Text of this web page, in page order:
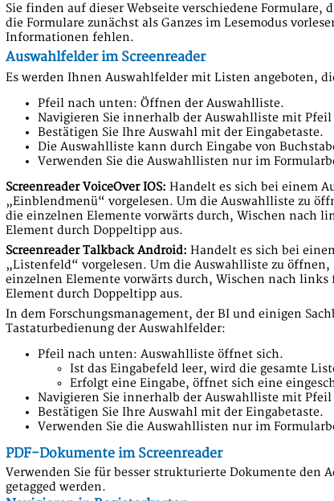
Sie finden auf dieser Webseite verschiedene
die Formulare zunächst als Ganzes im Lesemodus
Informationen fehlen.
Auswahlfelder im Screenreader
Es werden Ihnen Auswahlfelder mit Listen angeboten,
Pfeil nach unten: Öffnen der Auswahlliste.
Navigieren Sie innerhalb der Auswahlliste mit
Bestätigen Sie Ihre Auswahl mit der Eingabetaste.
Die Auswahlliste kann durch Eingabe von
Verwenden Sie die Auswahllisten nur im
Screenreader VoiceOver IOS: Handelt es sich bei einem
„Einblendmenü“ vorgelesen. Um die Auswahlliste zu
die einzelnen Elemente vorwärts durch, Wischen nach
Element durch Doppeltipp aus.
Screenreader Talkback Android: Handelt es sich bei
„Listenfeld“ vorgelesen. Um die Auswahlliste zu
einzelnen Elemente vorwärts durch, Wischen nach
Element durch Doppeltipp aus.
In dem Forschungsmanagement, der BI und einigen
Tastaturbedienung der Auswahlfelder:
Pfeil nach unten: Auswahlliste öffnet sich.
Ist das Eingabefeld leer, wird die gesamte
Erfolgt eine Eingabe, öffnet sich eine
Navigieren Sie innerhalb der Auswahlliste mit
Bestätigen Sie Ihre Auswahl mit der Eingabetaste.
Verwenden Sie die Auswahllisten nur im
PDF-Dokumente im Screenreader
Verwenden Sie für besser strukturierte Dokumente den
getagged werden.